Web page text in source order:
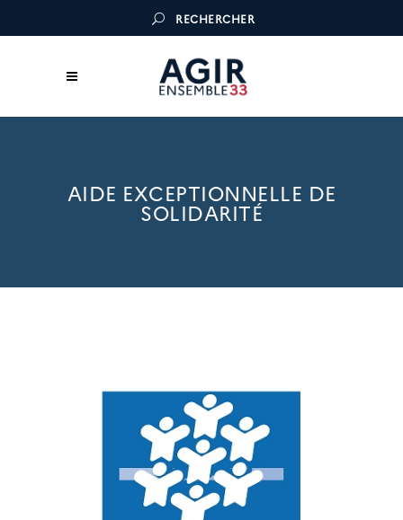
RECHERCHER
AIDE EXCEPTIONNELLE DE
SOLIDARITÉ